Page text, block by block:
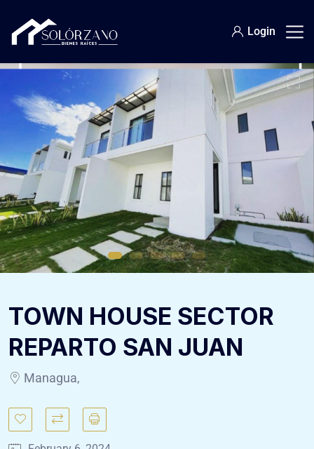
Login
TOWN HOUSE SECTOR
REPARTO SAN JUAN
Managua,